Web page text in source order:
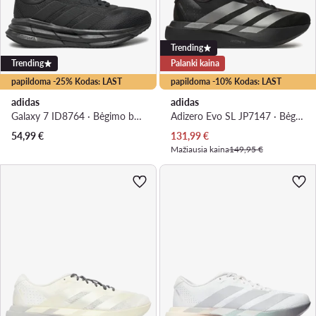
papildoma -25% Kodas: LAST
Trending
adidas
Galaxy 7 ID8764 · Bėgimo batai
54,99€
papildoma -10% Kodas: LAST
Trending
Palanki kaina
adidas
Adizero Evo SL JP7147 · Bėgimo batai
Dabartinė kaina
131,99€
Mažiausia kaina149,95 €